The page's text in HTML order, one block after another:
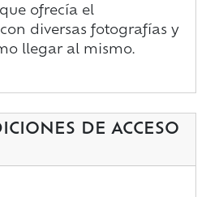
ofrecía el
diversas fotografías y
llegar al mismo.
DE ACCESO